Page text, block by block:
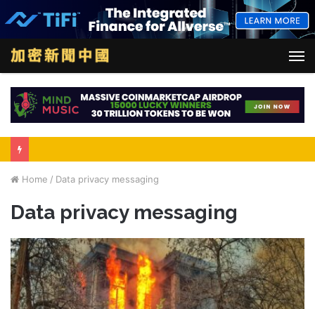
Home / Data privacy messaging
Data privacy messaging